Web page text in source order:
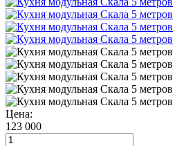
Цена:
123 000